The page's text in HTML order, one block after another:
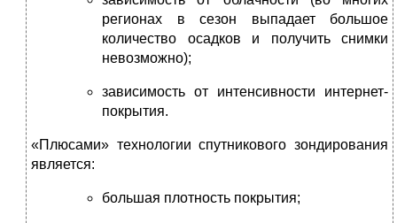
регионах в сезон выпадает большое
количество осадков и получить снимки
невозможно);
зависимость от интенсивности интернет-
покрытия.
«Плюсами» технологии спутникового зондирования
является:
большая плотность покрытия;